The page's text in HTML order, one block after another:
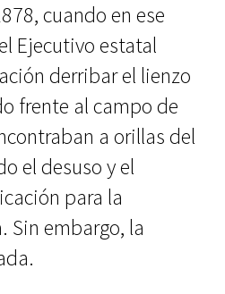
cuando en ese
Ejecutivo estatal
de­rribar el lienzo
frente al campo de
a orillas del
el desuso y el
para la
Sin embargo, la